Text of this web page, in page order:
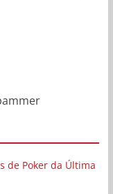
de Poker da Última